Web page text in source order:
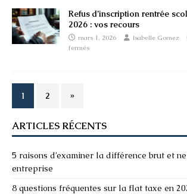
Refus d’inscription rentrée
2026 : vos recours
mars 1, 2026 Isabelle Gomez
fermés
1 2 »
ARTICLES RÉCENTS
5 raisons d’examiner la différence brut et
entreprise
8 questions fréquentes sur la flat taxe en